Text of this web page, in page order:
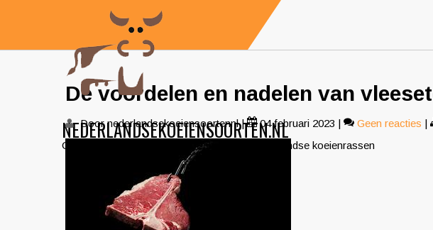
NEDERLANDSEKOEIENSOORTEN.NL
Ontdek de diversiteit en schoonheid van Nederlandse koeienrassen
De voordelen en nadelen van
Door nederlandsekoeiensoortennl| 04 februari 2023 | Geen reacties |